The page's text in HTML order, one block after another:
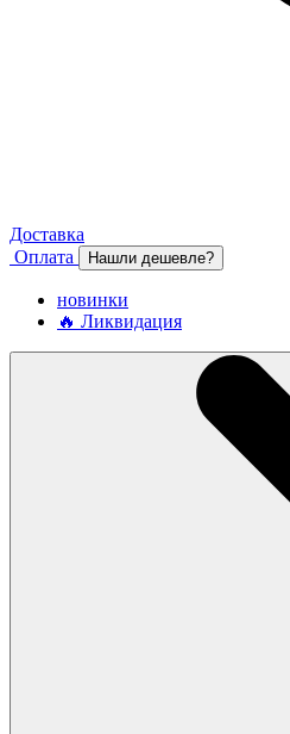
Доставка
Оплата
Нашли дешевле?
новинки
🔥 Ликвидация